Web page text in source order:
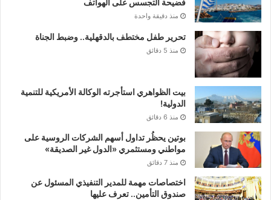
منذ دقيقة واحدة
تحرير طفل مختطف بالدقهلية.. وضبط الجناة
منذ 5 دقائق
بيت الظواهري استأجرته الوكالة الأمريكية للتنمية
الدولية!
منذ 6 دقائق
بوتين يحظُر تداول أسهم الشركات الروسية على
مواطني ومستثمري «الدول غير الصديقة»
منذ 7 دقائق
اختصاصات مهمة للمدير التنفيذي المسئول عن
صندوق التأمين.. تعرف عليها